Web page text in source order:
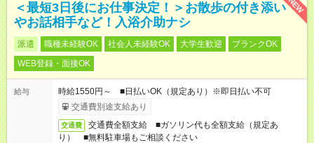
NEW
＜最短3日後にお仕事決定！＞お散歩の付き添い
やお話相手など！入浴介助ナシ
派遣 職種未経験OK 社会人未経験OK 大学生歓迎
ブランクOK
WEB登録・面接OK
給与
時給1550円～ ■日払いOK（規定あり）※即日払い不可
交通費別途支給あり
交通費
交通費全額支給 ■ガソリン代も全額支給（規定あ
り） ■無料駐車場もご相談ください